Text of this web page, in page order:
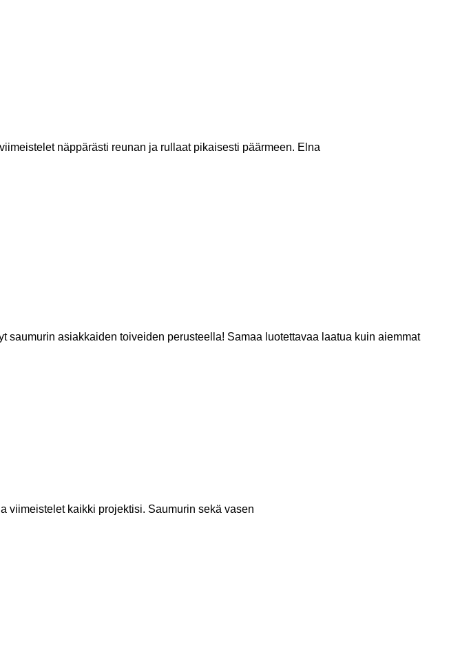
näppärästi reunan ja rullaat pikaisesti päärmeen. Elna
asiakkaiden toiveiden perusteella! Samaa luotettavaa laatua kuin aiemmat
viimeistelet kaikki projektisi. Saumurin sekä vasen